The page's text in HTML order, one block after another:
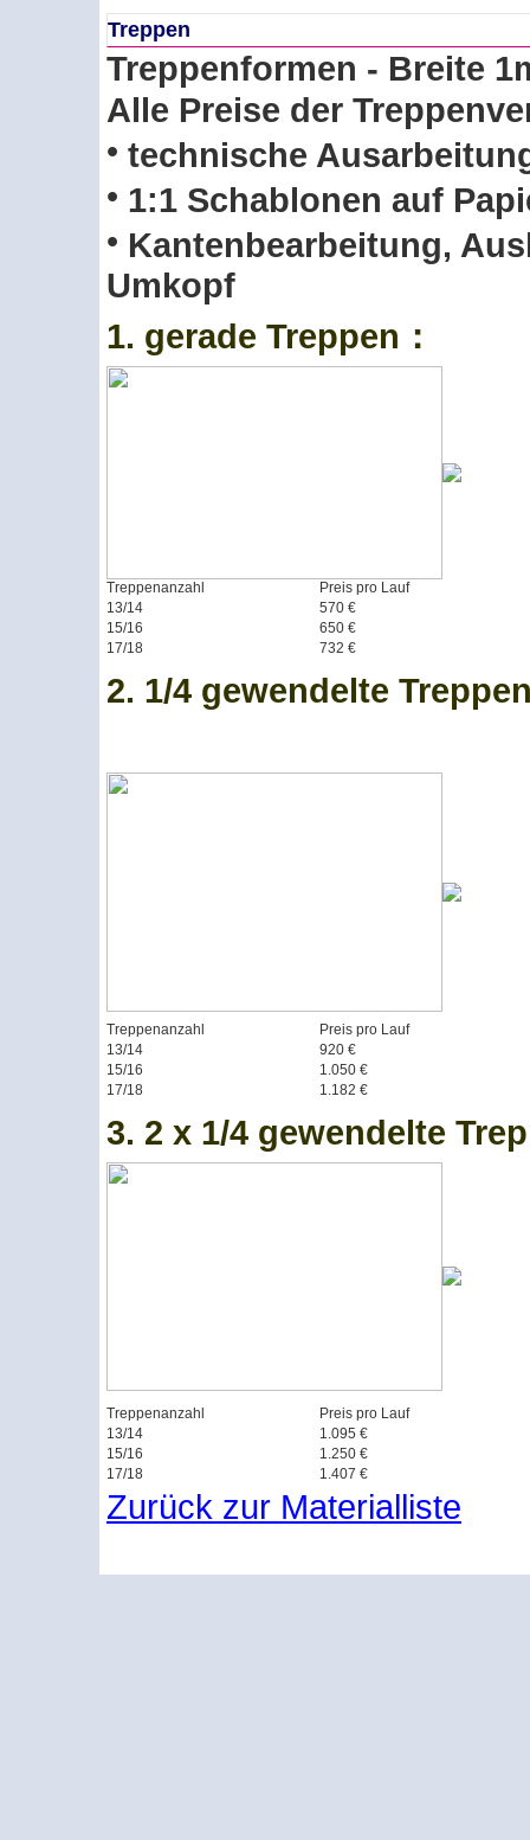
Treppen
Treppenformen - Breite
Alle Preise der
• technische
• 1:1 Schablonen auf
• Kantenbearbeitung,
Umkopf
1. gerade Treppen：
Treppenanzahl
Preis pro Lauf
13/14
570 €
15/16
650 €
17/18
732 €
2. 1/4 gewendelte
Treppenanzahl
Preis pro Lauf
13/14
920 €
15/16
1.050 €
17/18
1.182 €
3. 2 x 1/4 gewendelte
Treppenanzahl
Preis pro Lauf
13/14
1.095 €
15/16
1.250 €
17/18
1.407 €
Zurück zur Materialliste